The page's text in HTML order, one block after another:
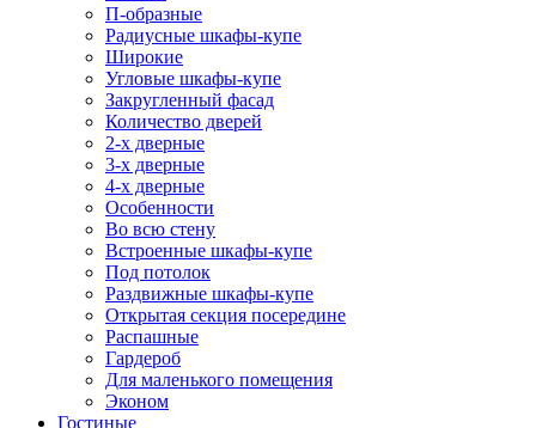
П-образные
Радиусные шкафы-купе
Широкие
Угловые шкафы-купе
Закругленный фасад
Количество дверей
2-х дверные
3-х дверные
4-х дверные
Особенности
Во всю стену
Встроенные шкафы-купе
Под потолок
Раздвижные шкафы-купе
Открытая секция посередине
Распашные
Гардероб
Для маленького помещения
Эконом
Гостиные